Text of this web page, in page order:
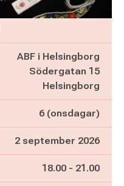
ABF i Helsingborg
Södergatan 15
Helsingborg
6 (onsdagar)
2 september 2026
Pågår mellan
18.00 - och
21.00